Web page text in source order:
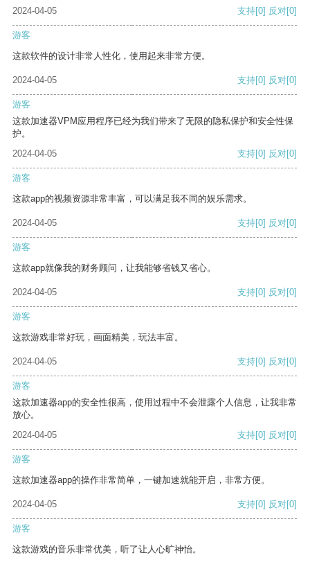
2024-04-05 支持[0] 反对[0]
游客
这款软件的设计非常人性化，使用起来非常方便。
2024-04-05 支持[0] 反对[0]
游客
这款加速器VPM应用程序已经为我们带来了无限的隐私保护和安全性保
护。
2024-04-05
支持[0] 反对[0]
游客
这款app的视频资源非常丰富，可以满足我不同的娱乐需求。
2024-04-05 支持[0] 反对[0]
游客
这款app就像我的财务顾问，让我能够省钱又省心。
2024-04-05 支持[0] 反对[0]
游客
这款游戏非常好玩，画面精美，玩法丰富。
2024-04-05 支持[0] 反对[0]
游客
这款加速器app的安全性很高，使用过程中不会泄露个人信息，让我非常
放心。
2024-04-05
支持[0] 反对[0]
游客
这款加速器app的操作非常简单，一键加速就能开启，非常方便。
2024-04-05 支持[0] 反对[0]
游客
这款游戏的音乐非常优美，听了让人心旷神怡。